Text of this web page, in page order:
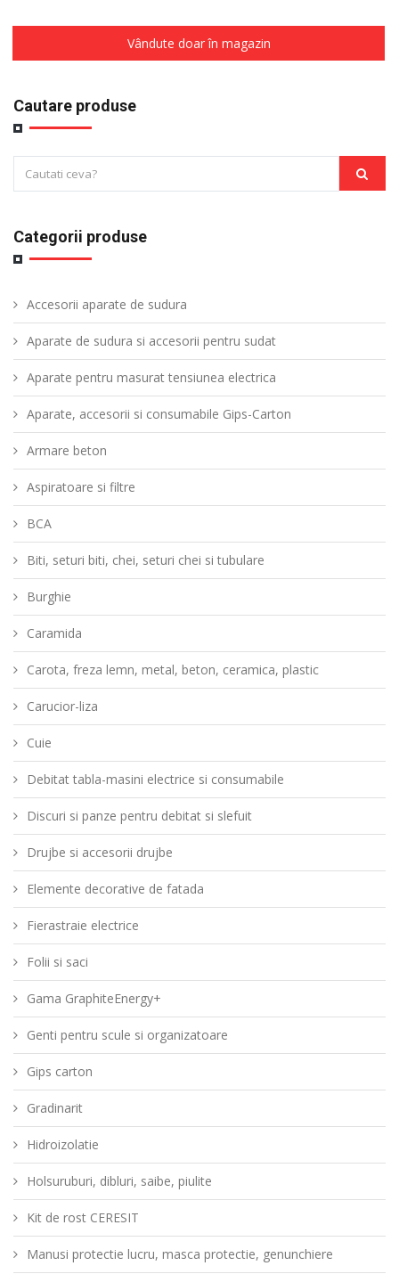
Vândute doar în magazin
Cautare produse
Categorii produse
Accesorii aparate de sudura
Aparate de sudura si accesorii pentru sudat
Aparate pentru masurat tensiunea electrica
Aparate, accesorii si consumabile Gips-Carton
Armare beton
Aspiratoare si filtre
BCA
Biti, seturi biti, chei, seturi chei si tubulare
Burghie
Caramida
Carota, freza lemn, metal, beton, ceramica, plastic
Carucior-liza
Cuie
Debitat tabla-masini electrice si consumabile
Discuri si panze pentru debitat si slefuit
Drujbe si accesorii drujbe
Elemente decorative de fatada
Fierastraie electrice
Folii si saci
Gama GraphiteEnergy+
Genti pentru scule si organizatoare
Gips carton
Gradinarit
Hidroizolatie
Holsuruburi, dibluri, saibe, piulite
Kit de rost CERESIT
Manusi protectie lucru, masca protectie, genunchiere